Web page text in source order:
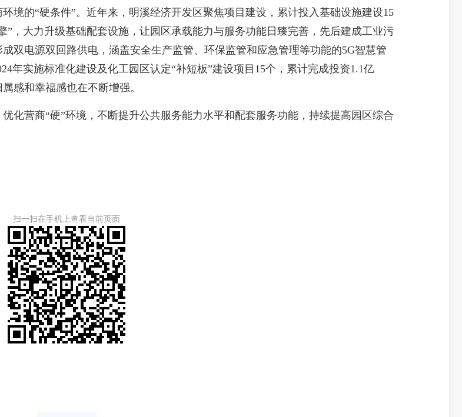
的“硬条件”。近年来，明溪经济开发区聚焦项目建设，累计投入基础设施建设15
，大力升级基础配套设施，让园区承载能力与服务功能日臻完善，先后建成工业污
双电源双回路供电，涵盖安全生产监管、环保监管和应急管理等功能的5G智慧管
年实施标准化建设及化工园区认定“补短板”建设项目15个，累计完成投资1.1亿
感和幸福感也在不断增强。
营商“硬”环境，不断提升公共服务能力水平和配套服务功能，持续提高园区综合
扫一扫在手机上查看当前页面